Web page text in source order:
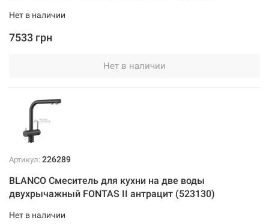
Нет в наличии
7533 грн
Нет в наличии
Артикул: 226289
BLANCO Смеситель для кухни на две воды
двухрычажный FONTAS II антрацит (523130)
Нет в наличии